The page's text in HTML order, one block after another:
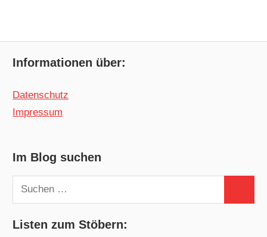
Informationen über:
Datenschutz
Impressum
Im Blog suchen
Suchen
nach:
Listen zum Stöbern: